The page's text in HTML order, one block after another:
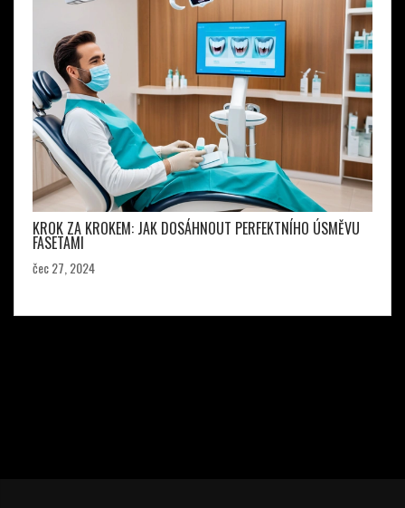
KROK ZA KROKEM: JAK DOSÁHNOUT PERFEKTNÍHO ÚSMĚVU
FASETAMI
čec 27, 2024